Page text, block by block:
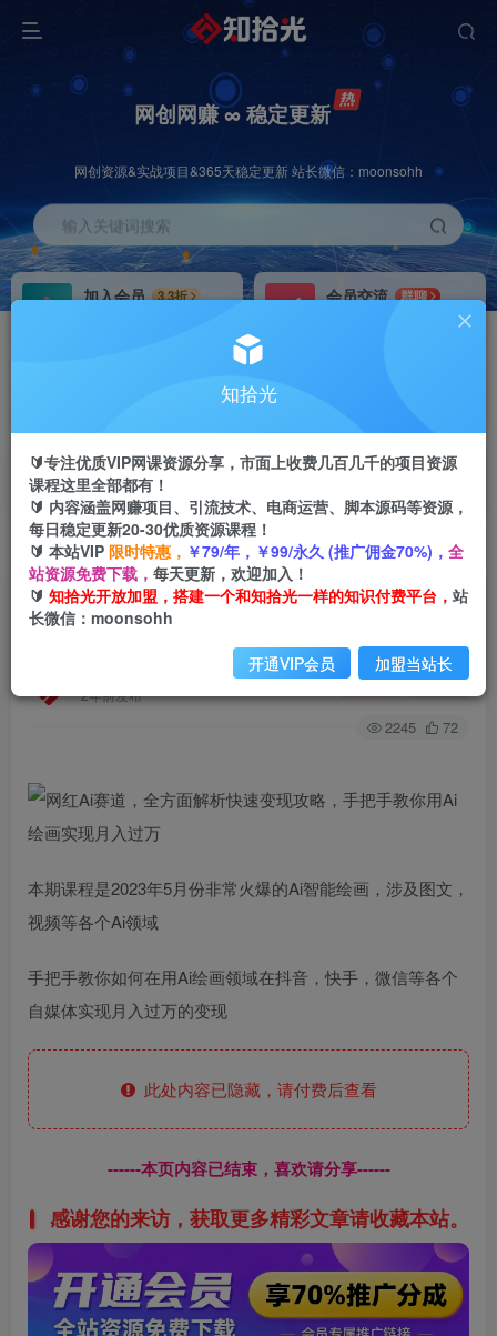
网创网赚 ∞ 稳定更新
网创资源&实战项目&365天稳定更新 站长微信：moonsohh
输入关键词搜索
加入会员
3.3折
会员交流
群聊
首页 创业课程 会员免费 正文
网红Ai赛道，全方面解析快速变现攻略，手把手教
你用Ai绘画实现月入过万
2年前发布
关注 私信
2245 72
本期课程是2023年5月份非常火爆的Ai智能绘画，涉及图文，
视频等各个Ai领域
手把手教你如何在用Ai绘画领域在抖音，快手，微信等各个
自媒体实现月入过万的变现
此处内容已隐藏，请付费后查看
------本页内容已结束，喜欢请分享------
感谢您的来访，获取更多精彩文章请收藏本站。
知拾光
🔰专注优质VIP网课资源分享，市面上收费几百几千的项目资源
课程这里全部都有！
🔰 内容涵盖网赚项目、引流技术、电商运营、脚本源码等资源，
每日稳定更新20-30优质资源课程！
🔰 本站VIP 限时特惠， ￥79/年，￥99/永久 (推广佣金70%)， 全
站资源免费下载， 每天更新，欢迎加入！
🔰 知拾光开放加盟，搭建一个和知拾光一样的知识付费平台， 站
长微信：moonsohh
开通VIP会员 加盟当站长